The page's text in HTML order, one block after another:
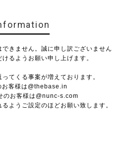
きません。誠に申し訳ございません
るようお願い申し上げます。
てくる事案が増えております。
お客様は@thebase.in
のお客様は@nunc-s.com
ようご設定のほどお願い致します。